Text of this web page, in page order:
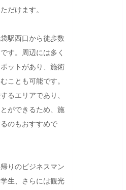
だけます。
駅西口から徒歩数
す。周辺には多く
ットがあり、施術
ことも可能です。
るエリアであり、
ができるため、施
のもおすすめで
りのビジネスマン
生、さらには観光